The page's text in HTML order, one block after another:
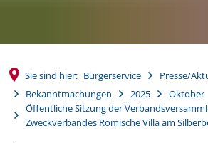
Sie sind hier: Bürgerservice
Presse/
Bekanntmachungen
2025
Oktober
Öffentliche Sitzung der
Zweckverbandes Römische Villa am